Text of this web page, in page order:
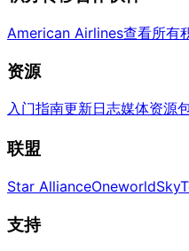
American Airlines查看所有
资源
入门指南更新日志媒体资源
联盟
Star AllianceOneworld
支持